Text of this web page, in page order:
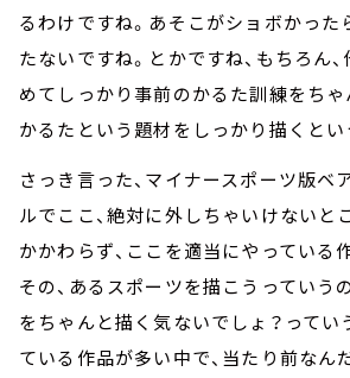
るわけですね。あそこがショボかった
たないですね。とかですね、もちろん
めてしっかり事前のかるた訓練をちゃ
かるたという題材をしっかり描くとい
さっき言った、マイナースポーツ版ベ
ルでここ、絶対に外しちゃいけないと
かかわらず、ここを適当にやっている
その、あるスポーツを描こうっていう
をちゃんと描く気ないでしょ？ってい
ている作品が多い中で、当たり前なん